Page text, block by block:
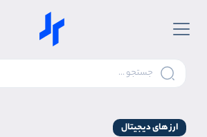
ارز های دیجیتال